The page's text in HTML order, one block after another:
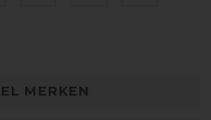
MERKEN